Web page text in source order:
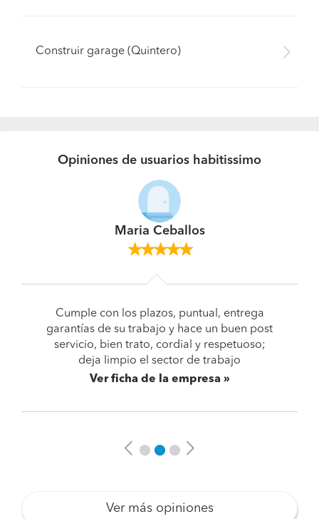
Construir garage (Quintero)
Opiniones de usuarios habitissimo
Maria Ceballos
Cumple con los plazos, puntual, entrega
garantías de su trabajo y hace un buen post
servicio, bien trato, cordial y respetuoso;
deja limpio el sector de trabajo
Ver ficha de la empresa
Previous Next
Ver más opiniones